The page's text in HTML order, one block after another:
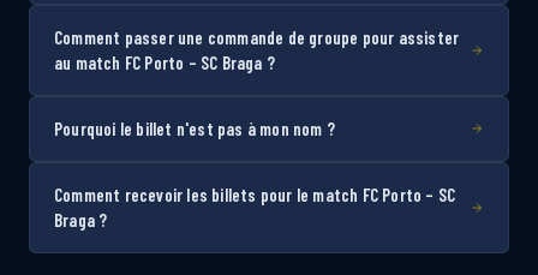
Comment passer une commande de groupe pour assister
au match FC Porto – SC Braga ?
Pourquoi le billet n'est pas à mon nom ?
Comment recevoir les billets pour le match FC Porto – SC
Braga ?